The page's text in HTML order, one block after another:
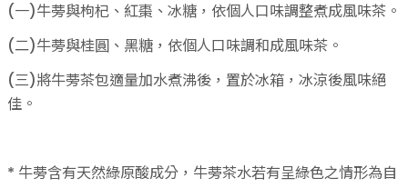
(一)牛蒡與枸杞、紅棗、冰糖，依個人口味調整煮成風味茶。
(二)牛蒡與桂圓、黑糖，依個人口味調和成風味茶。
(三)將牛蒡茶包適量加水煮沸後，置於冰箱，冰涼後風味絕
佳。
* 牛蒡含有天然綠原酸成分，牛蒡茶水若有呈綠色之情形為自